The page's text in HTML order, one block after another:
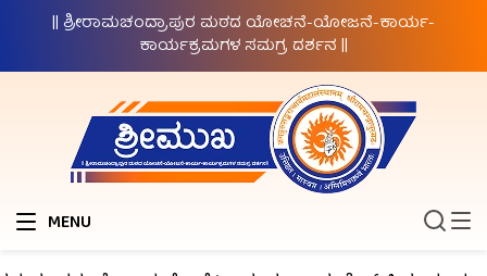
|| ಶ್ರೀರಾಮಚಂದ್ರಾಪುರ ಮಠದ ಯೋಚನೆ-ಯೋಜನೆ-ಕಾರ್ಯ-
ಕಾರ್ಯಕ್ರಮಗಳ ಸಮಗ್ರ ದರ್ಶನ ||
MENU